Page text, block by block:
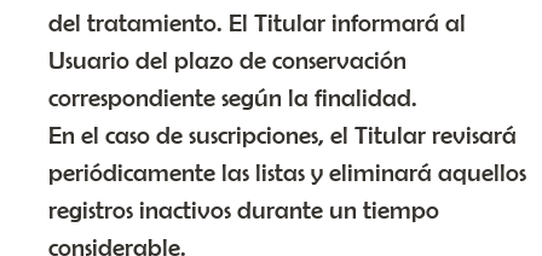
del tratamiento. El Titular informará al
Usuario del plazo de conservación
correspondiente según la finalidad.
En el caso de suscripciones, el Titular revisará
periódicamente las listas y eliminará aquellos
registros inactivos durante un tiempo
considerable.